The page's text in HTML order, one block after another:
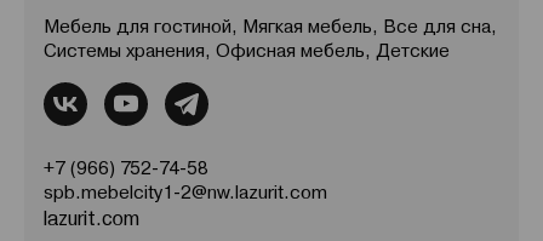
Мебель для гостиной, Мягкая мебель, Все для сна,
Системы хранения, Офисная мебель, Детские
+7 (966) 752-74-58
spb.mebelcity1-2@nw.lazurit.com
lazurit.com